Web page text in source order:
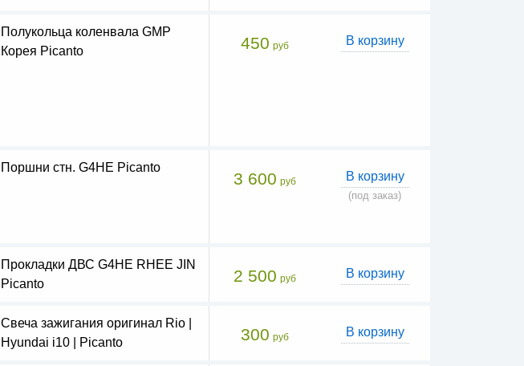
Полукольца коленвала GMP
Корея Picanto
450 руб В корзину
Поршни стн. G4HE Picanto
3 600 руб В корзину
(под заказ)
Прокладки ДВС G4HE RHEE JIN
Picanto
2 500 руб В корзину
Свеча зажигания оригинал Rio |
Hyundai i10 | Picanto
300 руб В корзину